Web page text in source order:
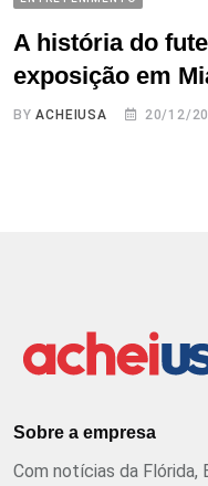
A história do
exposição em
BYACHEIUSA 20/12/
Sobre a empresa
Com notícias da Flórida,